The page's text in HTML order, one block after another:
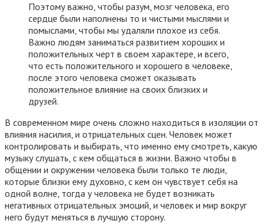
Поэтому важно, чтобы разум, мозг человека, его
сердце были наполнены то и чистыми мыслями и
помыслами, чтобы мы удаляли плохое из себя.
Важно людям заниматься развитием хороших и
положительных черт в своем характере, и всего,
что есть положительного и хорошего в человеке,
после этого человека сможет оказывать
положительное влияние на своих близких и
друзей.
В современном мире очень сложно находиться в изоляции от
влияния насилия, и отрицательных сцен. Человек может
контролировать и выбирать, что именно ему смотреть, какую
музыку слушать, с кем общаться в жизни. Важно чтобы в
общении и окружении человека были только те люди,
которые близки ему духовно, с кем он чувствует себя на
одной волне, тогда у человека не будет возникать
негативных отрицательных эмоций, и человек и мир вокруг
него будут меняться в лучшую сторону.